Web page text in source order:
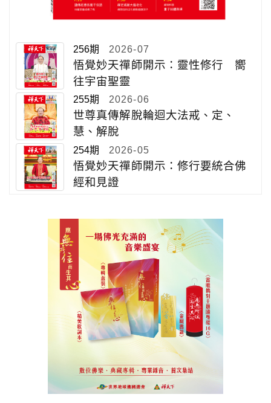
256期 2026-07
悟覺妙天禪師開示：靈性修行 嚮
往宇宙聖靈
255期 2026-06
世尊真傳解脫輪迴大法戒、定、
慧、解脫
254期 2026-05
悟覺妙天禪師開示：修行要統合佛
經和見證